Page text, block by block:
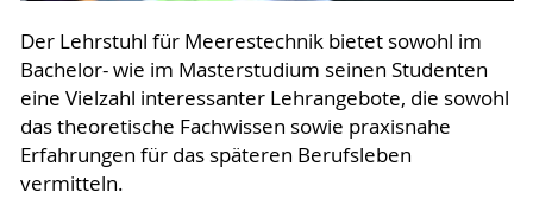
Der Lehrstuhl für Meerestechnik bietet sowohl im
Bachelor- wie im Masterstudium seinen Studenten
eine Vielzahl interessanter Lehrangebote, die sowohl
das theoretische Fachwissen sowie praxisnahe
Erfahrungen für das späteren Berufsleben
vermitteln.